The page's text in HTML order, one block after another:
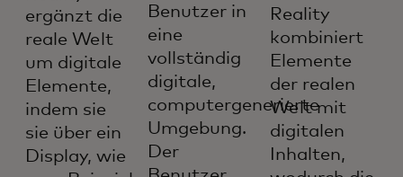
ergänzt die
reale Welt
um digitale
Elemente,
indem sie
sie über ein
Display, wie
Benutzer in
eine
vollständig
digitale,
computergenerierte
Umgebung.
Der
Reality
kombiniert
Elemente
der realen
Welt mit
digitalen
Inhalten,